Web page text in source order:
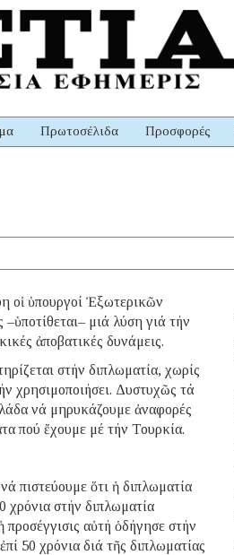
Πρωτοσέλιδα Προσφορές
οἱ ὑπουργοί Ἐξωτερικῶν
μιά λύση γιά τήν
ἀποβατικές δυνάμεις.
στήν διπλωματία, χωρίς
χρησιμοποιήσει. Δυστυχῶς τά
νά μηρυκάζουμε ἀναφορές
πού ἔχουμε μέ τήν Τουρκία.
πιστεύουμε ὅτι ἡ διπλωματία
χρόνια στήν διπλωματία
αὐτή ὁδήγησε στήν
50 χρόνια διά τῆς διπλωματίας